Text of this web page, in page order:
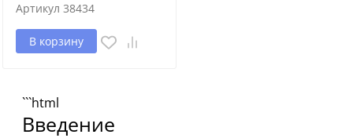
Артикул 38434
В корзину
```html
Введение